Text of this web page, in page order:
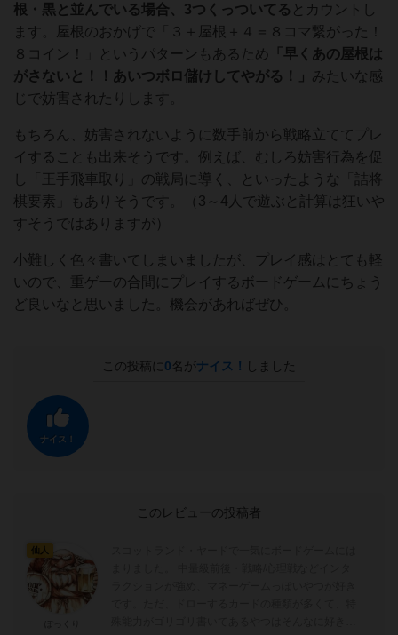
根・黒と並んでいる場合、3つくっついてる とカウントし
ます。屋根のおかげで「３＋屋根＋４＝８コマ繋がった！
８コイン！」というパターンもあるため 「早くあの屋根は
がさないと！！あいつボロ儲けしてやがる！」 みたいな感
じで妨害されたりします。
もちろん、妨害されないように数手前から戦略立ててプレ
イすることも出来そうです。例えば、むしろ妨害行為を促
し「王手飛車取り」の戦局に導く、といったような「詰将
棋要素」もありそうです。（3～4人で遊ぶと計算は狂いや
すそうではありますが）
小難しく色々書いてしまいましたが、プレイ感はとても軽
いので、重ゲーの合間にプレイするボードゲームにちょう
ど良いなと思いました。機会があればぜひ。
この投稿に 0名がナイス！ しました
ナイス！
このレビューの投稿者
仙人